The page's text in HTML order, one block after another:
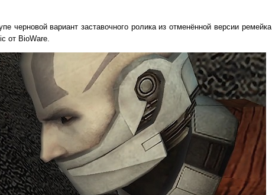
черновой вариант заставочного ролика из отменённой версии ремейка
от BioWare.